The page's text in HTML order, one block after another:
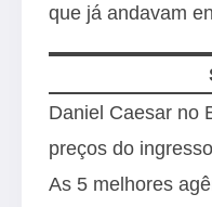
que já andavam
Daniel Caesar no
preços do ingresso
As 5 melhores